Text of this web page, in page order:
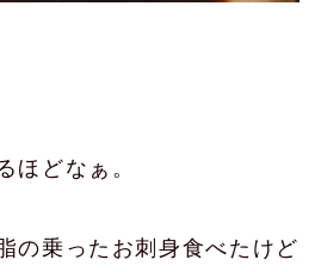
ほどなぁ。
の乗ったお刺身食べたけど